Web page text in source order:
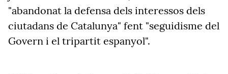
"abandonat la defensa dels interessos dels
ciutadans de Catalunya" fent "seguidisme del
Govern i el tripartit espanyol".